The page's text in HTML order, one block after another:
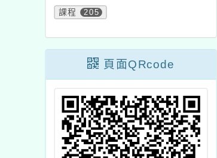
課程 205
頁面QRcode
溪自造教育及
教育部委請國立臺北藝
職教師暨行政人員美感
素養提升計畫」-
營】